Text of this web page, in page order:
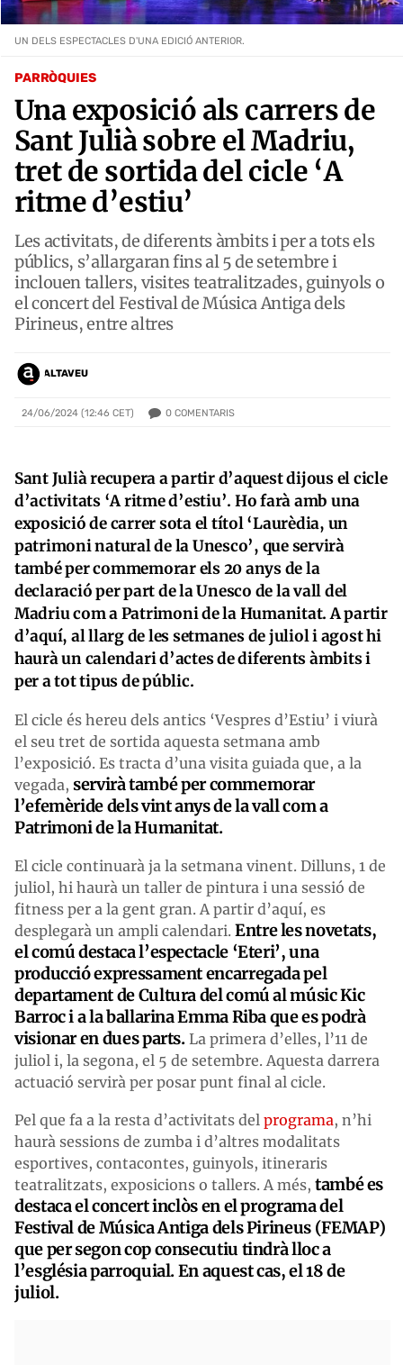
PARRÒQUIES
Una exposició als carrers de
Sant Julià sobre el Madriu,
tret de sortida del cicle ‘A
ritme d’estiu’
Les activitats, de diferents àmbits i per a tots els
públics, s’allargaran fins al 5 de setembre i
inclouen tallers, visites teatralitzades, guinyols o
el concert del Festival de Música Antiga dels
Pirineus, entre altres
ALTAVEU
24/06/2024 (12:46 CET) 0 COMENTARIS
UN DELS ESPECTACLES D'UNA EDICIÓ ANTERIOR.
Sant Julià recupera a partir d’aquest dijous el cicle
d’activitats ‘A ritme d’estiu’. Ho farà amb una
exposició de carrer sota el títol ‘Laurèdia, un
patrimoni natural de la Unesco’, que servirà
també per commemorar els 20 anys de la
declaració per part de la Unesco de la vall del
Madriu com a Patrimoni de la Humanitat. A partir
d’aquí, al llarg de les setmanes de juliol i agost hi
haurà un calendari d’actes de diferents àmbits i
per a tot tipus de públic.
El cicle és hereu dels antics ‘Vespres d’Estiu’ i viurà
el seu tret de sortida aquesta setmana amb
l’exposició. Es tracta d’una visita guiada que, a la
vegada, servirà també per commemorar
l’efemèride dels vint anys de la vall com a
Patrimoni de la Humanitat.
El cicle continuarà ja la setmana vinent. Dilluns, 1 de
juliol, hi haurà un taller de pintura i una sessió de
fitness per a la gent gran. A partir d’aquí, es
desplegarà un ampli calendari. Entre les novetats,
el comú destaca l’espectacle ‘Eteri’, una
producció expressament encarregada pel
departament de Cultura del comú al músic Kic
Barroc i a la ballarina Emma Riba que es podrà
visionar en dues parts.La primera d’elles, l’11 de
juliol i, la segona, el 5 de setembre. Aquesta darrera
actuació servirà per posar punt final al cicle.
Pel que fa a la resta d’activitats del programa, n’hi
haurà sessions de zumba i d’altres modalitats
esportives, contacontes, guinyols, itineraris
teatralitzats, exposicions o tallers. A més, també es
destaca el concert inclòs en el programa del
Festival de Música Antiga dels Pirineus (FEMAP)
que per segon cop consecutiu tindrà lloc a
l’església parroquial. En aquest cas, el 18 de
juliol.